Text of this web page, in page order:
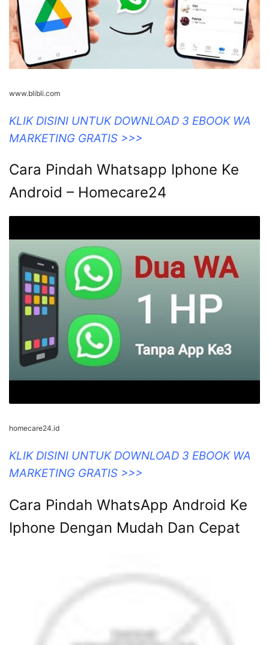
www.blibli.com
KLIK DISINI UNTUK DOWNLOAD 3 EBOOK WA
MARKETING GRATIS >>>
Cara Pindah Whatsapp Iphone Ke
Android – Homecare24
homecare24.id
KLIK DISINI UNTUK DOWNLOAD 3 EBOOK WA
MARKETING GRATIS >>>
Cara Pindah WhatsApp Android Ke
Iphone Dengan Mudah Dan Cepat